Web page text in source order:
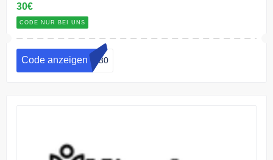
30€
CODE NUR BEI UNS
Code anzeigen ar30